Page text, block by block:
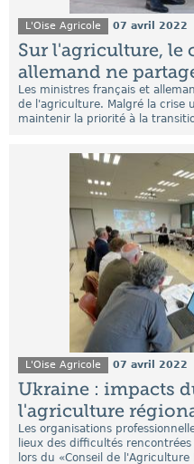
L'Oise Agricole 07 avril 2022
Sur l'agriculture, le
allemand ne
Les ministres français et
de l'agriculture. Malgré la crise
maintenir la priorité à la
L'Oise Agricole 07 avril 2022
Ukraine : impacts
l'agriculture
Les organisations
lieux des difficultés
lors du «Conseil de